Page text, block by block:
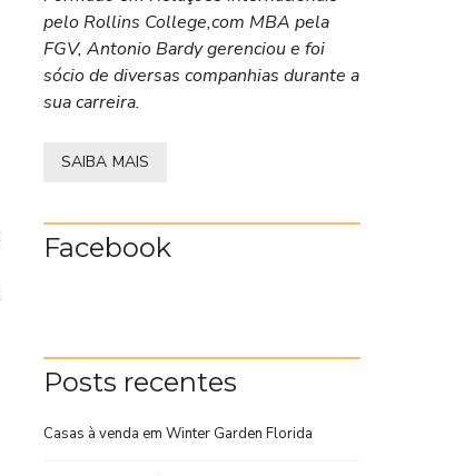
pelo Rollins College,com MBA pela
FGV, Antonio Bardy gerenciou e foi
sócio de diversas companhias durante a
sua carreira.
SAIBA MAIS
Facebook
Posts recentes
Casas à venda em Winter Garden Florida